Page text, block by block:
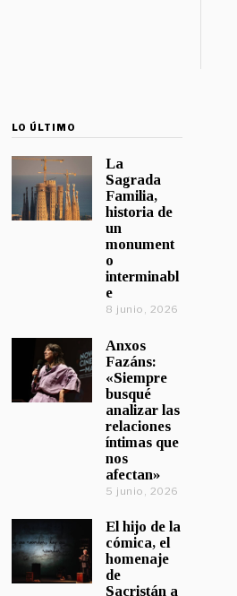
LO ÚLTIMO
La
Sagrada
Familia,
historia de
un
monument
o
interminabl
e
8 junio, 2026
Anxos
Fazáns:
«Siempre
busqué
analizar las
relaciones
íntimas que
nos
afectan»
5 junio, 2026
El hijo de la
cómica, el
homenaje
de
Sacristán a